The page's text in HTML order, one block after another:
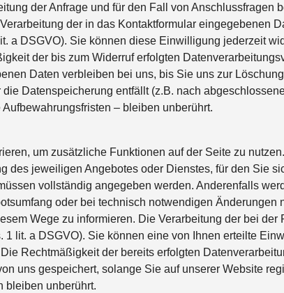
der Anfrage und für den Fall von Anschlussfragen
der in das Kontaktformular eingegebenen
a DSGVO). Sie können diese Einwilligung jederzeit
der bis zum Widerruf erfolgten
Daten verbleiben bei uns, bis Sie uns zur
Datenspeicherung entfällt (z.B. nach
– bleiben unberührt.
um zusätzliche Funktionen auf der Seite zu
des jeweiligen Angebotes oder Dienstes, für den Sie
vollständig angegeben werden. Anderenfalls
oder bei technisch notwendigen Änderungen
Wege zu informieren. Die Verarbeitung der bei
1 lit. a DSGVO). Sie können eine von Ihnen erteilte
Rechtmäßigkeit der bereits erfolgten
uns gespeichert, solange Sie auf unserer Website
bleiben unberührt.